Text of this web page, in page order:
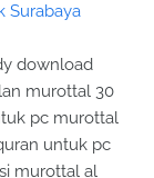
Surabaya
download
murottal 30
pc murottal
untuk pc
murottal al